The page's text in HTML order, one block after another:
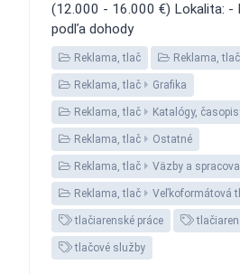
(12.000 - 16.000 €) Lokalita: -
podľa dohody
Reklama, tlač Reklama, tlač
Reklama, tlač Grafika
Reklama, tlač Katalógy,
Reklama, tlač Ostatné
Reklama, tlač Väzby a
Reklama, tlač Veľkoformátová
tlačiarenské práce
tlačové služby